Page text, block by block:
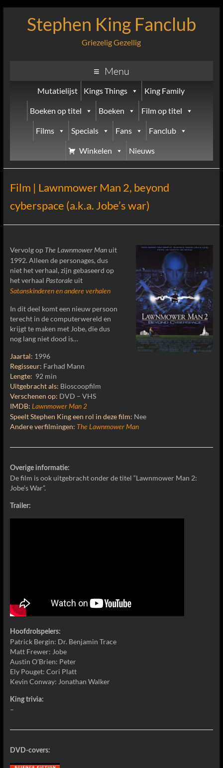
Stephen King Fanclub
Griezelig Gezellig
Menu
Mutatielijst Kings Things King Family
Boeken op titel Boeken Film op titel
Films Specials Fans Fanclub
Winkelen Nieuws
Film | Lawnmower Man 2, beyond
cyberspace (a.k.a. Jobe’s war)
Vervolg op The Lawnmower Manuit
1992. Alleen de personages, dus
niet het verhaal, zijn gebaseerd op
het verhaal Pastorale uit
Satanskinderen en andere verhalen
In dit deel komt een nieuw persoon
terecht in de computerwereld en
krijgt te maken met Jobe, die dus
nog lang niet dood is…
Jaartal: 1996
Regisseur: Farhad Mann
Lengte: 92 min
Uitgebracht als: Bioscoopfilm
Verschenen op: DVD – VHS
IMDB: Lawnmower Man 2
Speelt Stephen King een rol in deze film: Nee
Andere verfilmingen: The Lawnmower Man
Overige informatie:
De film is ook uitgebracht onder de titel “Lawnmower Man 2:
Jobe’s War”.
Trailer:
Hoofdrolspelers:
Patrick Bergin: Dr. Benjamin Trace
Matt Frewer: Jobe
Austin O’Brien: Peter
Ely Pouget: Cori Platt
Kevin Conway: Jonathan Walker
King trivia:
–
DVD-covers: